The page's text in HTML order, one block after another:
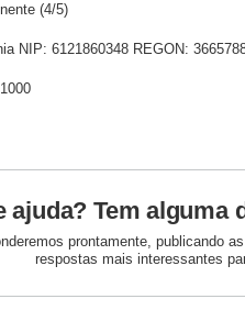
(4/5)
NIP: 6121860348 REGON:
1000
ajuda? Tem alguma
prontamente, publicando
respostas mais interessantes